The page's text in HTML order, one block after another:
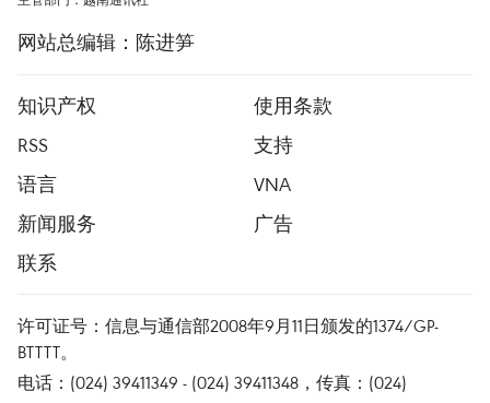
网站总编辑：陈进笋
知识产权
使用条款
RSS
支持
语言
VNA
新闻服务
广告
联系
许可证号：信息与通信部2008年9月11日颁发的1374/GP-
BTTTT。
电话：(024) 39411349 - (024) 39411348，传真：(024)